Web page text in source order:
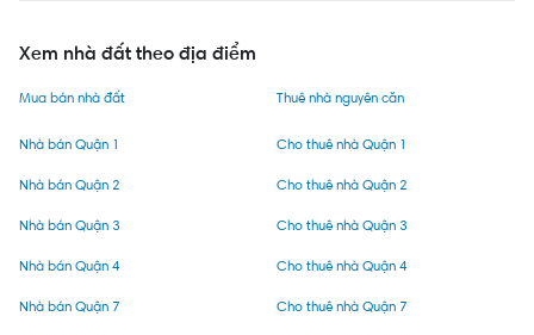
Xem nhà đất theo địa điểm
Mua bán nhà đất
Nhà bán Quận 1
Nhà bán Quận 2
Nhà bán Quận 3
Nhà bán Quận 4
Nhà bán Quận 7
Thuê nhà nguyên căn
Cho thuê nhà Quận 1
Cho thuê nhà Quận 2
Cho thuê nhà Quận 3
Cho thuê nhà Quận 4
Cho thuê nhà Quận 7